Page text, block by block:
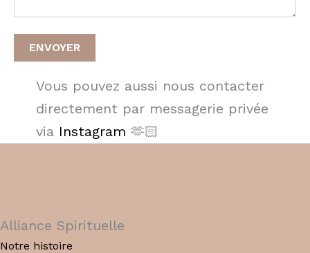
Vous pouvez aussi nous contacter
directement par messagerie privée
via Instagram 🫶🏻
Alliance Spirituelle
Notre histoire